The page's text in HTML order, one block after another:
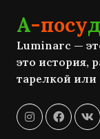
А-посу
Luminarc —
это история,
тарелкой или